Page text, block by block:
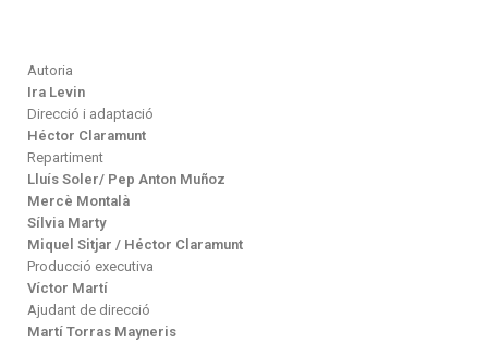
Autoria
Ira Levin
Direcció i adaptació
Héctor Claramunt
Repartiment
Lluís Soler/ Pep Anton Muñoz
Mercè Montalà
Sílvia Marty
Miquel Sitjar / Héctor Claramunt
Producció executiva
Víctor Martí
Ajudant de direcció
Martí Torras Mayneris